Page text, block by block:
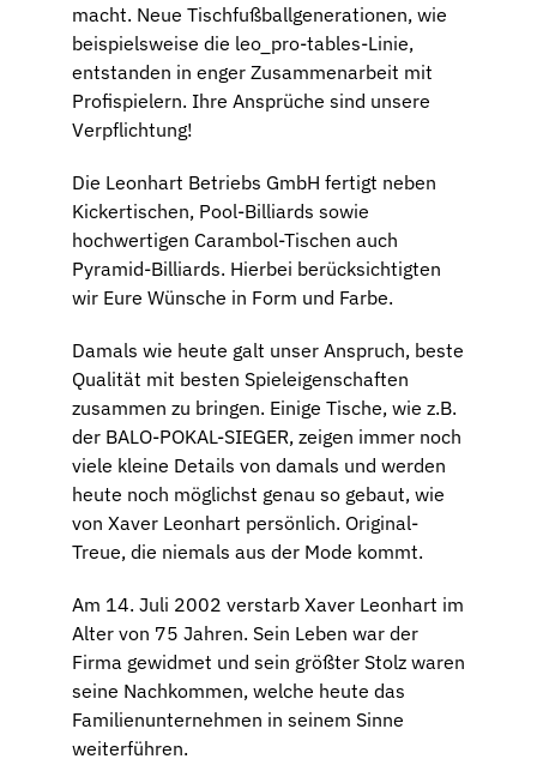
macht. Neue Tischfußballgenerationen, wie
beispielsweise die leo_pro-tables-Linie,
entstanden in enger Zusammenarbeit mit
Profispielern. Ihre Ansprüche sind unsere
Verpflichtung!
Die Leonhart Betriebs GmbH fertigt neben
Kickertischen, Pool-Billiards sowie
hochwertigen Carambol-Tischen auch
Pyramid-Billiards. Hierbei berücksichtigten
wir Eure Wünsche in Form und Farbe.
Damals wie heute galt unser Anspruch, beste
Qualität mit besten Spieleigenschaften
zusammen zu bringen. Einige Tische, wie z.B.
der BALO-POKAL-SIEGER, zeigen immer noch
viele kleine Details von damals und werden
heute noch möglichst genau so gebaut, wie
von Xaver Leonhart persönlich. Original-
Treue, die niemals aus der Mode kommt.
Am 14. Juli 2002 verstarb Xaver Leonhart im
Alter von 75 Jahren. Sein Leben war der
Firma gewidmet und sein größter Stolz waren
seine Nachkommen, welche heute das
Familienunternehmen in seinem Sinne
weiterführen.